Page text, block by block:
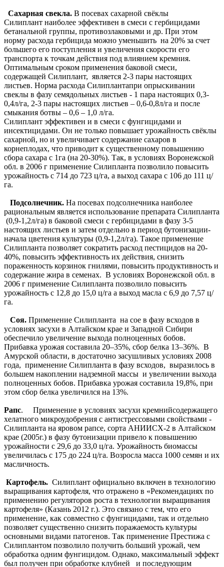
Сахарная свекла. В посевах сахарной свёклы
Силиплант наиболее эффективен в смеси с гербицидами
бетанальной группы, противозлаковыми и др. При этом
норму расхода гербицида можно уменьшить на 20% за счет
большего его поступления и увеличения скорости его
транспорта к точкам действия под влиянием кремния.
Оптимальным сроком применения баковой смеси,
содержащей Силиплант, является 2-3 пары настоящих
листьев. Норма расхода Силиплантапри опрыскивании
свеклы в фазу семядольных листьев - 1 пара настоящих 0,3-
0,4л/га, 2-3 пары настоящих листьев – 0,6-0,8л/га и после
смыкания ботвы – 0,6 – 1,0 л/га.
Силиплант эффективен и в смеси с фунгицидами и
инсектицидами. Он не только повышает урожайность свёклы
сахарной, но и увеличивает содержание сахаров в
корнеплодах, что приводит к существенному повышению
сбора сахара с 1га (на 20-30%). Так, в условиях Воронежской
обл. в 2006 г применение Силипланта позволило повысить
урожайность с 714 до 723 ц/га, а выход сахара с 106 до 111 ц/
га.
Подсолнечник. На посевах подсолнечника наиболее
рациональным является использование препарата Силипланта
(0,9-1,2л/га) в баковой смеси с гербицидами в фазу 3-5
настоящих листьев и затем отдельно в период бутонизации-
начала цветения культуры (0,9-1,2л/га). Такое применение
Силипланта позволяет сократить расход пестицидов на 20-
40%, повысить эффективность их действия, снизить
пораженность корзинок гнилями, повысить продуктивность и
содержание жира в семенах. В условиях Воронежской обл. в
2006 г применение Силипланта позволило повысить
урожайность с 12,8 до 15,0 ц/га а выход масла с 6,9 до 7,57 ц/
га.
Соя. Применение Силипланта на сое в фазу всходов в
условиях засухи в Алтайском крае и Западной Сибири
обеспечило увеличение выхода полноценных бобов.
Прибавка урожая составила 20–35%, сбор белка 13–36%. В
Амурской области, в достаточно засушливых условиях 2008
года, применение Силипланта в фазу всходов, выразилось в
большем накоплении надземной массы и увеличении выхода
полноценных бобов. Прибавка урожая составила 19,8%, при
этом сбор белка увеличился на 13%.
Рапс. Применение в условиях засухи кремнийсодержащего
хелатного микроудобрения с антистрессовыми свойствами -
Силипланта на яровом рапсе, сорта АНИИСХ-2 в Алтайском
крае (2005г.) в фазу бутонизации привело к повышению
урожайности с 29,6 до 33,0 ц/га. Урожайность биомассы
увеличилась с 175 до 224 ц/га. Возросла масса 1000 семян и их
масличность.
Картофель. Силиплант официально включен в технологию
выращивания картофеля, что отражено в «Рекомендациях по
применению регуляторов роста в технологии выращивания
картофеля» (Казань 2012 г.). Это связано с тем, что его
применение, как совместно с фунгицидами, так и отдельно
позволяет существенно снизить поражаемость культуры
основными видами патогенов. Так применение Престижа с
Силиплантом позволило получить больший урожай, чем
обработка одним фунгицидом. Однако, максимальный эффект
был получен при обработке клубней и последующим